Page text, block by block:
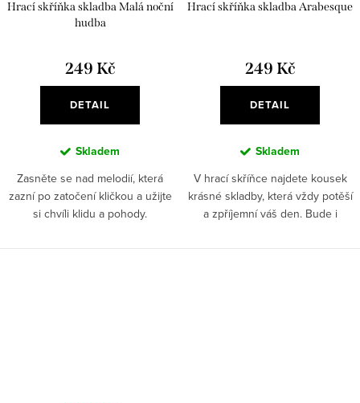
Hrací skříňka skladba Malá noční
hudba
249 Kč
DETAIL
Skladem
Zasněte se nad melodií, která
zazní po zatočení kličkou a užijte
si chvíli klidu a pohody.
Hrací skříňka skladba Arabesque
249 Kč
DETAIL
Skladem
V hrací skříňce najdete kousek
krásné skladby, která vždy potěší
a zpříjemní váš den. Bude i